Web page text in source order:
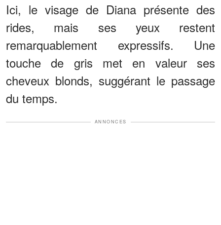
Ici, le visage de Diana présente des
rides, mais ses yeux restent
remarquablement expressifs. Une
touche de gris met en valeur ses
cheveux blonds, suggérant le passage
du temps.
ANNONCES